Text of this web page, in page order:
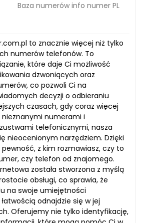
Baza numerów info numer PL
to znacznie więcej niż tylko
numerów telefonów. To
które daje Ci możliwość
dzwoniących oraz
co pozwoli Ci na
decyzji o odbieraniu
czasach, gdy coraz więcej
numerami i
telefonicznymi, nasza
nieocenionym narzędziem. Dzięki
z kim rozmawiasz, czy to
czy telefon od znajomego.
została stworzona z myślą
obsługi, co sprawia, że
na swoje umiejętności
odnajdzie się w jej
Oferujemy nie tylko identyfikację,